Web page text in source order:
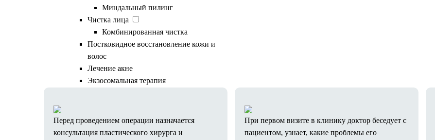
Миндальный пилинг
Чистка лица
Комбинированная чистка
Постковидное восстановление кожи и
волос
Лечение акне
Экзосомальная терапия
Ход операции
Подготовка к операции
Перед проведением операции назначается
консультация пластического хирурга и
При первом визите в клинику доктор беседует с
пациентом, узнает, какие проблемы его